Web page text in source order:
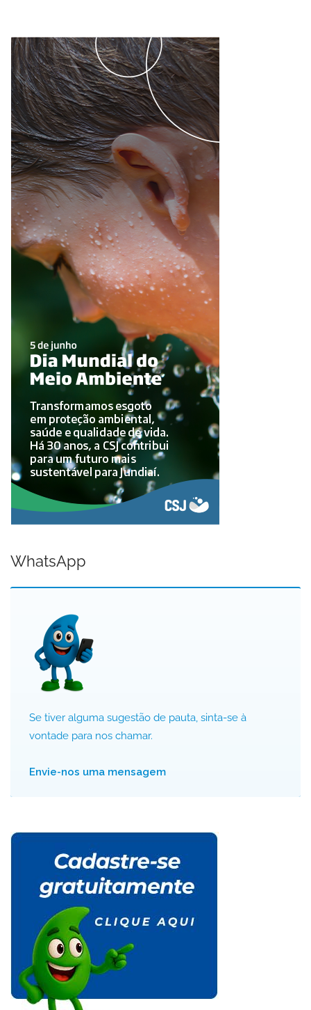
WhatsApp
Se tiver alguma sugestão de pauta, sinta-se à
vontade para nos chamar.
Envie-nos uma mensagem